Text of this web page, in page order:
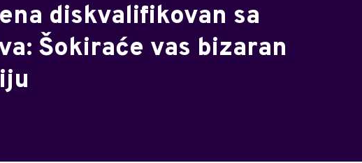
diskvalifikovan sa
Šokiraće vas bizaran